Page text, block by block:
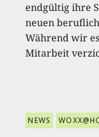
endgültig ihre
neuen
Während wir
Mitarbeit
NEWS